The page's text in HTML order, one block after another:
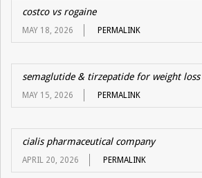
costco vs rogaine
MAY 18, 2026 PERMALINK
semaglutide & tirzepatide for weight loss
MAY 15, 2026 PERMALINK
cialis pharmaceutical company
APRIL 20, 2026 PERMALINK